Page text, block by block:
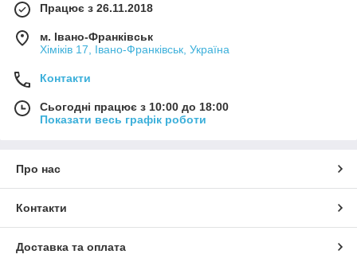
Працює з 26.11.2018
м. Івано-Франківськ
Хіміків 17, Івано-Франківськ, Україна
Контакти
Сьогодні працює з 10:00 до 18:00
Показати весь графік роботи
Про нас
Контакти
Доставка та оплата